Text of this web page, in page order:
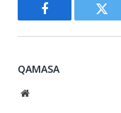
Facebook
QAMASA
Website